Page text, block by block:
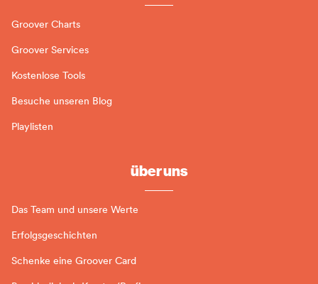
Groover Charts
Groover Services
Kostenlose Tools
Besuche unseren Blog
Playlisten
über uns
Das Team und unsere Werte
Erfolgsgeschichten
Schenke eine Groover Card